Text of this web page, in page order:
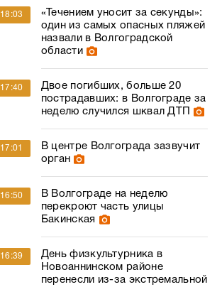
18:03
«Течением уносит за секунды»:
один из самых опасных пляжей
назвали в Волгоградской
области
17:40
Двое погибших, больше 20
пострадавших: в Волгограде за
неделю случился шквал ДТП
17:01
В центре Волгограда зазвучит
орган
16:50
В Волгограде на неделю
перекроют часть улицы
Бакинская
16:39
День физкультурника в
Новоаннинском районе
перенесли из-за экстремальной